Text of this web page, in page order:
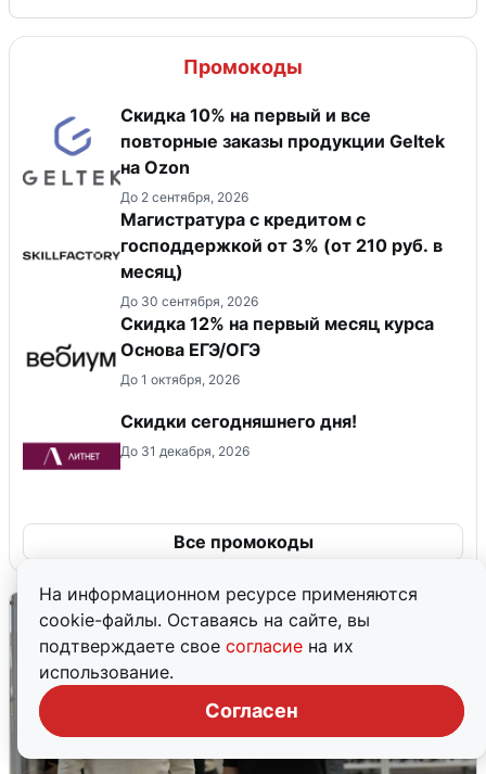
На информационном ресурсе применяются
cookie-файлы. Оставаясь на сайте, вы
подтверждаете свое согласие на их
использование.
Согласен
Промокоды
Скидка 10% на первый и все
повторные заказы продукции Geltek
на Ozon
До 2 сентября, 2026
Магистратура с кредитом с
господдержкой от 3% (от 210 руб. в
месяц)
До 30 сентября, 2026
Скидка 12% на первый месяц курса
Основа ЕГЭ/ОГЭ
До 1 октября, 2026
Скидки сегодняшнего дня!
До 31 декабря, 2026
Все промокоды